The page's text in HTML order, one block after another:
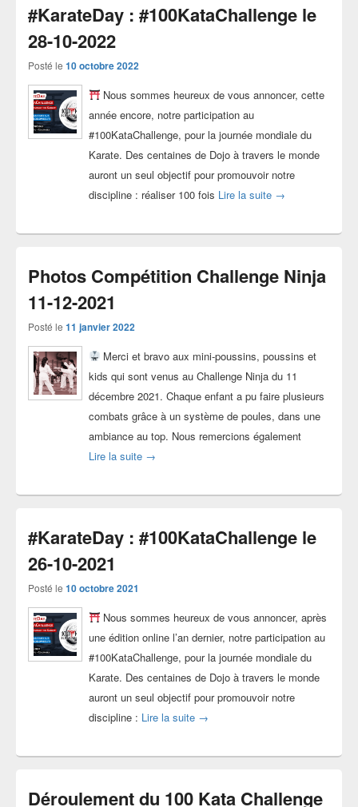
#KarateDay : #100KataChallenge le
28-10-2022
Posté le 10 octobre 2022
Nous sommes heureux de vous annoncer, cette
année encore, notre participation au
#100KataChallenge, pour la journée mondiale du
Karate. Des centaines de Dojo à travers le monde
auront un seul objectif pour promouvoir notre
discipline : réaliser 100 fois Lire la suite #KarateDay :
→
Photos Compétition Challenge Ninja
11-12-2021
Posté le 11 janvier 2022
Merci et bravo aux mini-poussins, poussins et
kids qui sont venus au Challenge Ninja du 11
décembre 2021. Chaque enfant a pu faire plusieurs
combats grâce à un système de poules, dans une
ambiance au top. Nous remercions également
Lire la suite Photos Compétition Challenge Ninja 11-12-
→
#KarateDay : #100KataChallenge le
26-10-2021
Posté le 10 octobre 2021
Nous sommes heureux de vous annoncer, après
une édition online l’an dernier, notre participation au
#100KataChallenge, pour la journée mondiale du
Karate. Des centaines de Dojo à travers le monde
auront un seul objectif pour promouvoir notre
discipline : Lire la suite #KarateDay : #100KataChallenge
→
Déroulement du 100 Kata Challenge